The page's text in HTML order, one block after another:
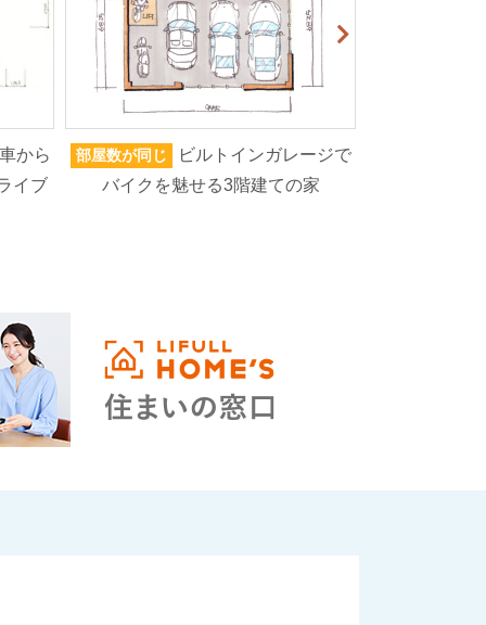
から
イブ
部屋数が同じ
ビルトインガレージで
バイクを魅せる3階建ての家